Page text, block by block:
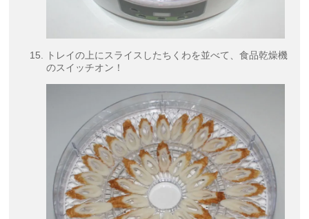
トレイの上にスライスしたちくわを並べて、食品乾燥機
のスイッチオン！